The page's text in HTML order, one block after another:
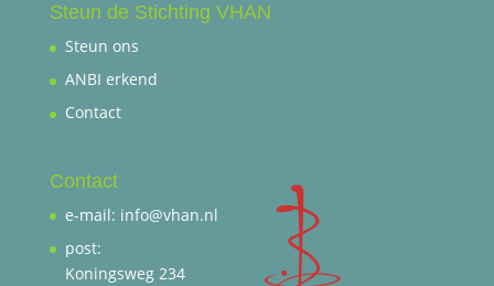
Steun de Stichting VHAN
Steun ons
ANBI erkend
Contact
Contact
e-mail: info@vhan.nl
post:
Koningsweg 234